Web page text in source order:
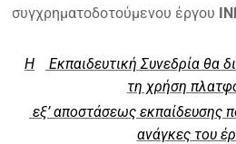
συγχρηματοδοτούμενου έργου
H
Εκπαιδευτική Συνεδρία θα
τη χρήση
εξ’ αποστάσεως εκπαίδευσης
ανάγκες του